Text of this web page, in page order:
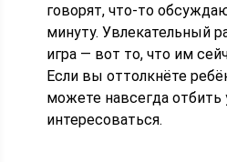
говорят, что-то
минуту. Увлекательный
игра — вот то, что им
Если вы оттолкнёте
можете навсегда отбить
интересоваться.